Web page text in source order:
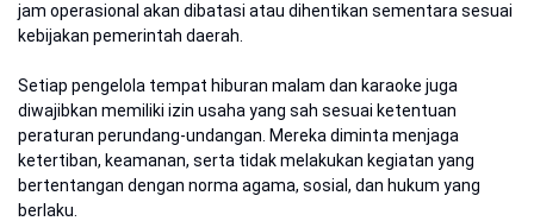
jam operasional akan dibatasi atau dihentikan sementara sesuai
kebijakan pemerintah daerah.
Setiap pengelola tempat hiburan malam dan karaoke juga
diwajibkan memiliki izin usaha yang sah sesuai ketentuan
peraturan perundang-undangan. Mereka diminta menjaga
ketertiban, keamanan, serta tidak melakukan kegiatan yang
bertentangan dengan norma agama, sosial, dan hukum yang
berlaku.